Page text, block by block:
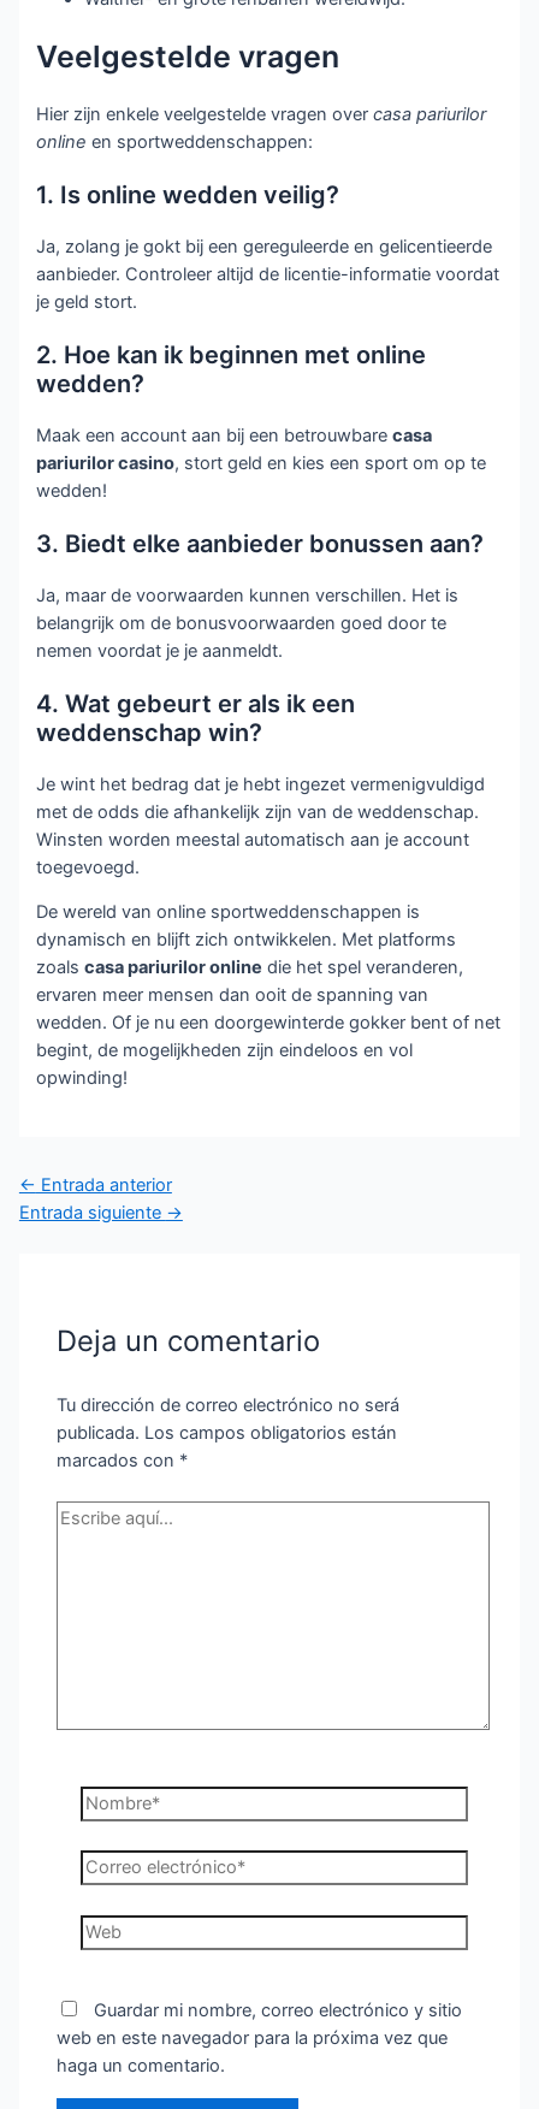
Veelgestelde vragen
Hier zijn enkele veelgestelde vragen overcasa pariurilor
online en sportweddenschappen:
1. Is online wedden veilig?
Ja, zolang je gokt bij een gereguleerde en gelicentieerde
aanbieder. Controleer altijd de licentie-informatie voordat
je geld stort.
2. Hoe kan ik beginnen met online
wedden?
Maak een account aan bij een betrouwbarecasa
pariurilor casino, stort geld en kies een sport om op te
wedden!
3. Biedt elke aanbieder bonussen aan?
Ja, maar de voorwaarden kunnen verschillen. Het is
belangrijk om de bonusvoorwaarden goed door te
nemen voordat je je aanmeldt.
4. Wat gebeurt er als ik een
weddenschap win?
Je wint het bedrag dat je hebt ingezet vermenigvuldigd
met de odds die afhankelijk zijn van de weddenschap.
Winsten worden meestal automatisch aan je account
toegevoegd.
De wereld van online sportweddenschappen is
dynamisch en blijft zich ontwikkelen. Met platforms
zoalscasa pariurilor online die het spel veranderen,
ervaren meer mensen dan ooit de spanning van
wedden. Of je nu een doorgewinterde gokker bent of net
begint, de mogelijkheden zijn eindeloos en vol
opwinding!
← Entrada anterior
Entrada siguiente →
Deja un comentario
Tu dirección de correo electrónico no será
publicada. Los campos obligatorios están
marcados con *
Escribe
Nombre*
Correo
electrónico*
Web
Guardar mi nombre, correo electrónico y sitio
web en este navegador para la próxima vez que
haga un comentario.